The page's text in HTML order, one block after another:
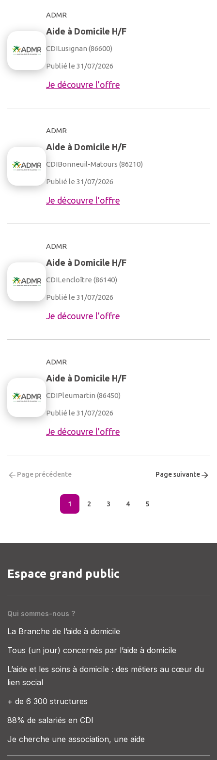
ADMR
Aide à Domicile H/F
CDILusignan (86600)
Publié le 31/07/2026
Je découvre l’offre
ADMR
Aide à Domicile H/F
CDIBonneuil-Matours (86210)
Publié le 31/07/2026
Je découvre l’offre
ADMR
Aide à Domicile H/F
CDILencloître (86140)
Publié le 31/07/2026
Je découvre l’offre
ADMR
Aide à Domicile H/F
CDIPleumartin (86450)
Publié le 31/07/2026
Je découvre l’offre
Page précédente
1 2 3 4 5
Page suivante
Espace grand public
Qui sommes-nous ?
La Branche de l’aide à domicile
Tous (un jour) concernés par l’aide à domicile
L’aide et les soins à domicile : des métiers au cœur du
lien social
+ de 6 300 structures
88% de salariés en CDI
Je cherche une association, une aide